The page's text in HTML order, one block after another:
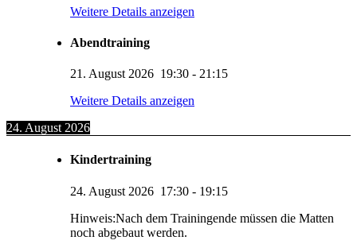
Weitere Details anzeigen
Abendtraining
21. August 2026 19:30 - 21:15
Weitere Details anzeigen
24. August 2026
Kindertraining
24. August 2026 17:30 - 19:15
Hinweis:Nach dem Trainingende müssen die Matten
noch abgebaut werden.